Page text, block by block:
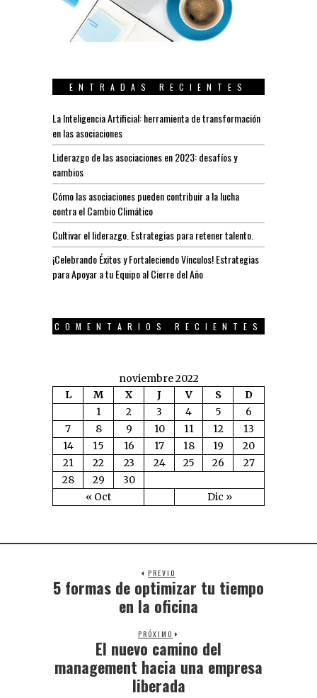
ENTRADAS RECIENTES
La Inteligencia Artificial: herramienta de transformación
en las asociaciones
Liderazgo de las asociaciones en 2023: desafíos y
cambios
Cómo las asociaciones pueden contribuir a la lucha
contra el Cambio Climático
Cultivar el liderazgo. Estrategias para retener talento.
¡Celebrando Éxitos y Fortaleciendo Vínculos! Estrategias
para Apoyar a tu Equipo al Cierre del Año
COMENTARIOS RECIENTES
noviembre 2022
L
M X J V S D
« Oct Dic »
1 2 3 4 5
6
7
8 9 10 11 12
13
14
15 16 17 18 19
20
21
22 23 24 25 26
27
28
29 30
PREVIO
5 formas de optimizar tu tiempo
en la oficina
PRÓXIMO
El nuevo camino del
management hacia una empresa
liberada